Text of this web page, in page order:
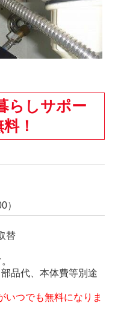
らしサポー
！
替
品代、本体費等別途
いつでも無料になりま